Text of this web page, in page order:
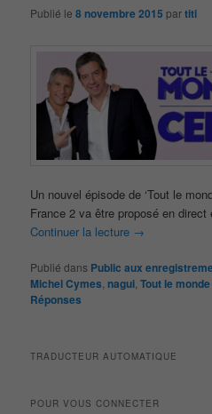
Publié le8 novembre 2015 partiti
Un nouvel épisode de ‘Tout le
France 2 va être proposé en
Continuer la lecture →
Publié dans Public aux
Michel Cymes nagui ,Tout le
Réponses
TRADUCTEUR AUTOMATIQUE
POUR VOUS CONNECTER